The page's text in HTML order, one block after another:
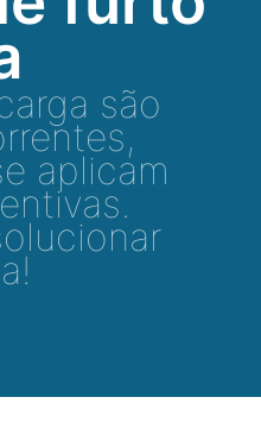
são
aplicam